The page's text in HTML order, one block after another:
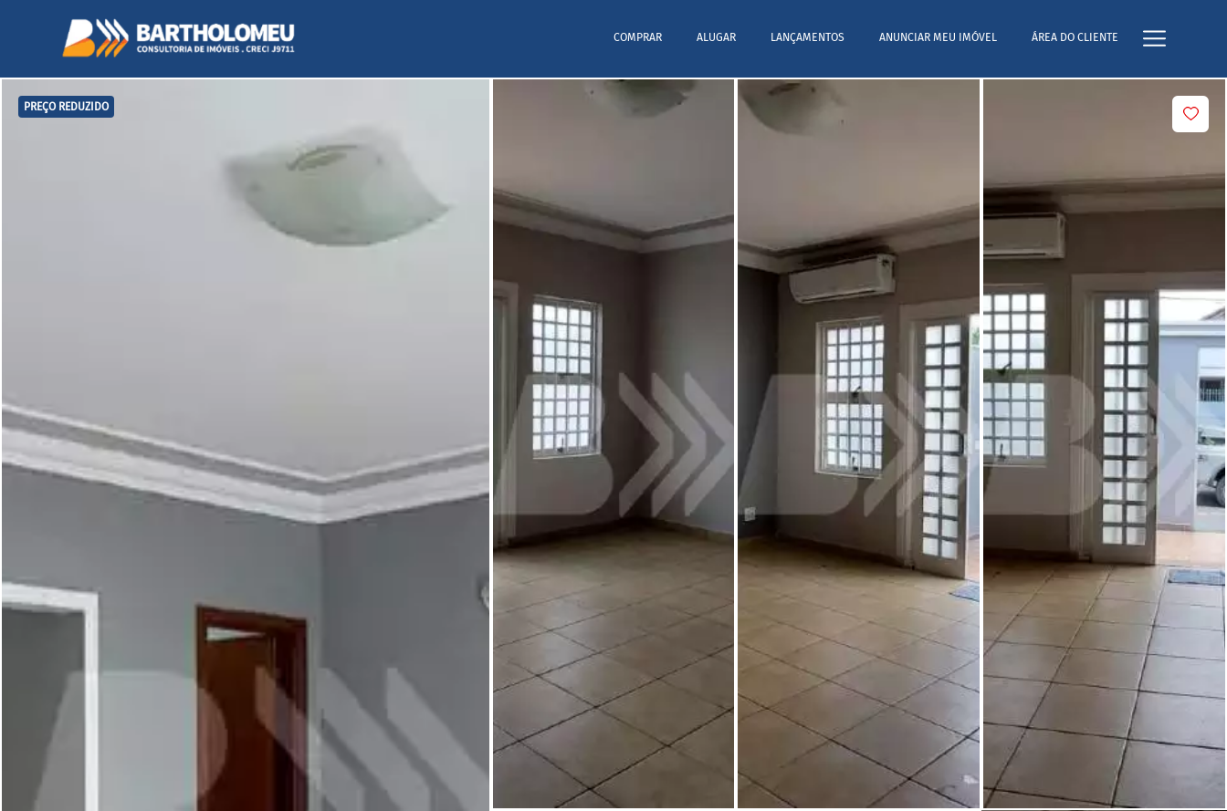
COMPRAR ALUGAR LANÇAMENTOS ANUNCIAR MEU IMÓVEL ÁREA DO CLIENTE
PREÇO REDUZIDO